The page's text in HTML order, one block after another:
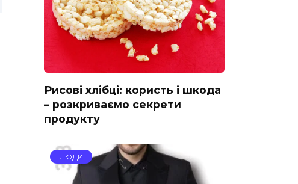
Рисові хлібці: користь і шкода
– розкриваємо секрети
продукту
ЛЮДИ